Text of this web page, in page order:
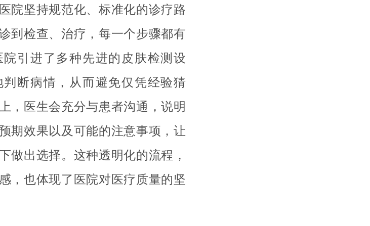
院坚持规范化、标准化的诊疗路
到检查、治疗，每一个步骤都有
引进了多种先进的皮肤检测设
断病情，从而避免仅凭经验猜
，医生会充分与患者沟通，说明
期效果以及可能的注意事项，让
做出选择。这种透明化的流程，
，也体现了医院对医疗质量的坚